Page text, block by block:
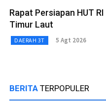
Rapat Persiapan HUT
Timur Laut
DAERAH 3T 5 Agt 2026
BERITA TERPOPULER